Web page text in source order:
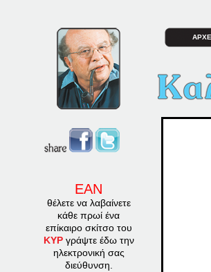
ΕΑΝ
θέλετε να λαβαίνετε
κάθε πρωί ένα
επίκαιρο σκίτσο του
ΚΥΡγράψτε έδω την
ηλεκτρονική σας
διεύθυνση.